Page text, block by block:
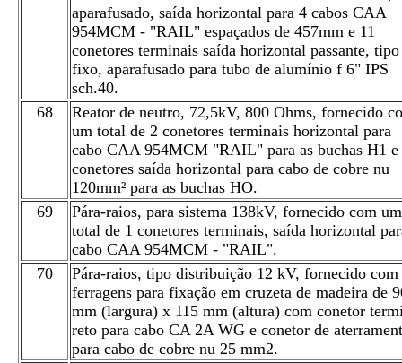
aparafusado, saída horizontal para 4 cabos CAA
954MCM - "RAIL" espaçados de 457mm e 11
conetores terminais saída horizontal passante, tipo
fixo, aparafusado para tubo de alumínio f 6" IPS
sch.40.
68
Reator de neutro, 72,5kV, 800 Ohms, fornecido
um total de 2 conetores terminais horizontal para
cabo CAA 954MCM "RAIL" para as buchas H1 e
conetores saída horizontal para cabo de cobre nu
120mm² para as buchas HO.
69
Pára-raios, para sistema 138kV, fornecido com um
total de 1 conetores terminais, saída horizontal
cabo CAA 954MCM - "RAIL".
70
Pára-raios, tipo distribuição 12 kV, fornecido com
ferragens para fixação em cruzeta de madeira de
mm (largura) x 115 mm (altura) com conetor
reto para cabo CA 2A WG e conetor de
para cabo de cobre nu 25 mm2.